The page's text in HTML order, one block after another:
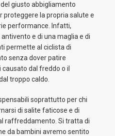
giusto abbigliamento
proteggere la propria salute e
performance. Infatti,
e di una maglia e di
permette al ciclista di
senza dover patire
dal freddo o il
troppo caldo.
soprattutto per chi
di salite faticose e di
raffreddamento. Si tratta di
da bambini avremo sentito